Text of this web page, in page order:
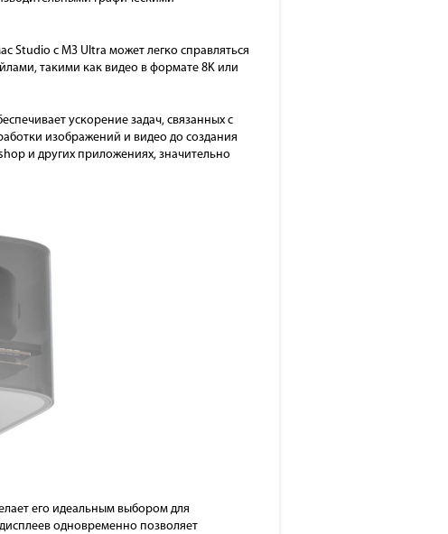
Studio с M3 Ultra может легко справляться
такими как видео в формате 8K или
ускорение задач, связанных с
изображений и видео до создания
и других приложениях, значительно
его идеальным выбором для
одновременно позволяет